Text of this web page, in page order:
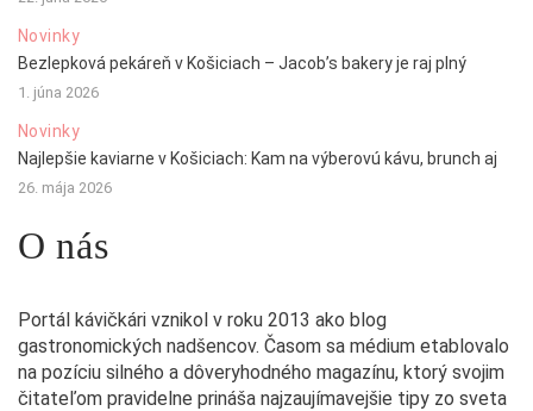
Novinky
Bezlepková pekáreň v Košiciach – Jacob’s bakery je raj plný
1. júna 2026
Novinky
Najlepšie kaviarne v Košiciach: Kam na výberovú kávu, brunch aj
26. mája 2026
O nás
Portál kávičkári vznikol v roku 2013 ako blog
gastronomických nadšencov. Časom sa médium etablovalo
na pozíciu silného a dôveryhodného magazínu, ktorý svojim
čitateľom pravidelne prináša najzaujímavejšie tipy zo sveta